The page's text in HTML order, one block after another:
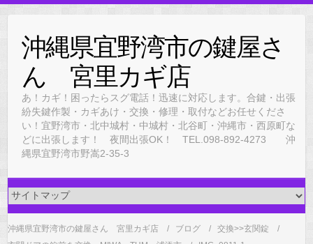
content沖縄県宜野湾市の鍵屋さ
ん 宮里カギ店
あ！カギ！困ったらスグ電話！迅速に対応します。合鍵・出張
紛失鍵作製・カギあけ・交換・修理・取付などお任せくださ
い！宜野湾市・北中城村・中城村・北谷町・沖縄市・西原町な
どに出張します！ 夜間出張OK！ TEL.098-892-4273 沖
縄県宜野湾市野嵩2-35-3
沖縄県宜野湾市の鍵屋さん 宮里カギ店 ブログ
交換>>玄関錠